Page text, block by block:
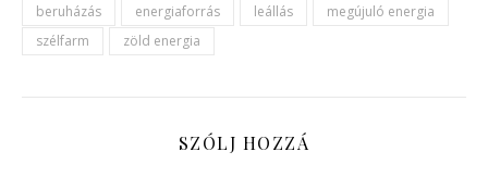
beruházás energiaforrás leállás
megújuló energia
szélfarm
zöld energia
SZÓLJ HOZZÁ